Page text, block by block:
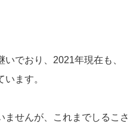
でおり、2021年現在も、
ます。
せんが、これまでしるこさ